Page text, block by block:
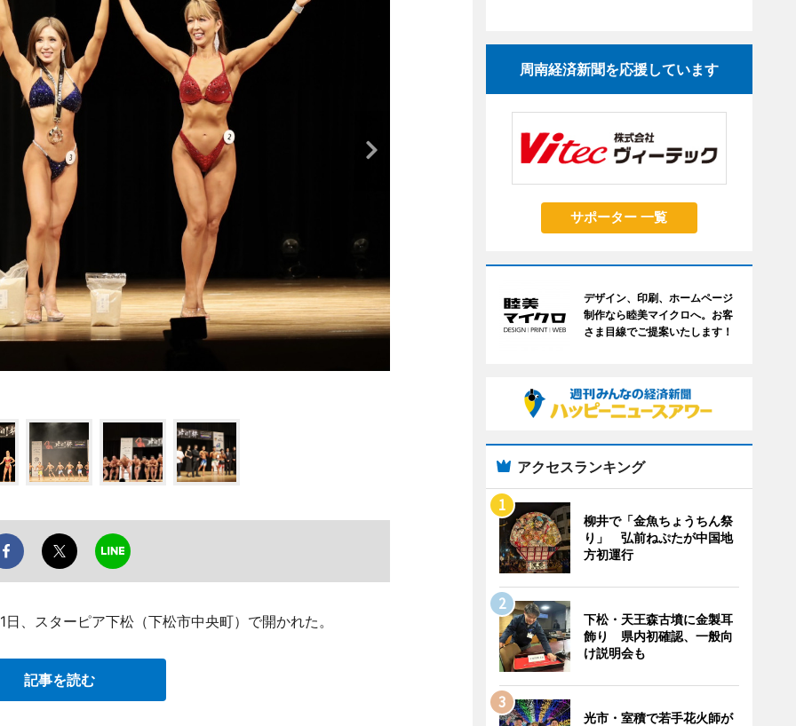
、スターピア下松（下松市中央町）で開かれた。
記事を読む
周南経済新聞を応援しています
サポーター 一覧
デザイン、印刷、ホームページ
制作なら睦美マイクロへ。お客
さま目線でご提案いたします！
アクセスランキング
柳井で「金魚ちょうちん祭
り」 弘前ねぷたが中国地
方初運行
下松・天王森古墳に金製耳
飾り 県内初確認、一般向
け説明会も
光市・室積で若手花火師が